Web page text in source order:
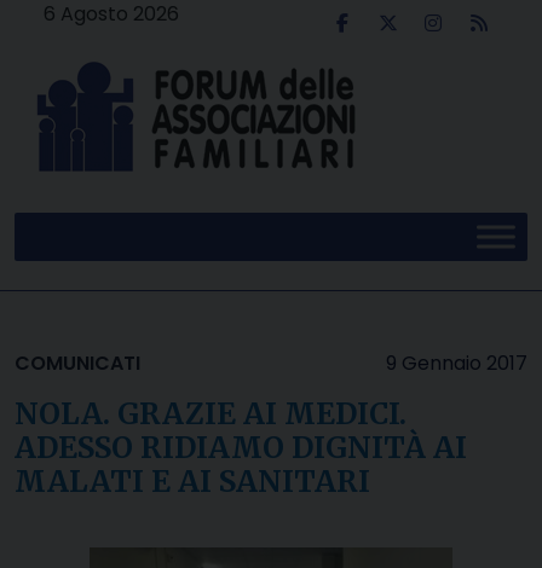
6 Agosto 2026
9 Gennaio 2017
COMUNICATI
NOLA. GRAZIE AI MEDICI.
ADESSO RIDIAMO DIGNITÀ AI
MALATI E AI SANITARI